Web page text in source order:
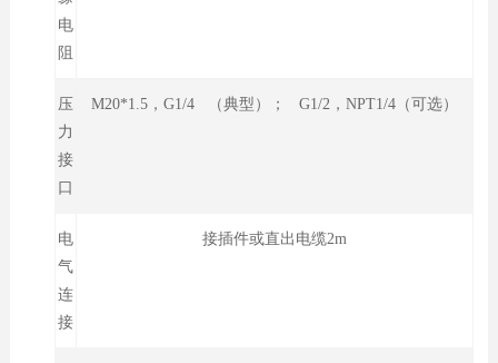
电
阻
压
力
接
口
M20*1.5，G1/4 （典型）； G1/2，NPT1/4（可选）
电
气
连
接
接插件或直出电缆2m